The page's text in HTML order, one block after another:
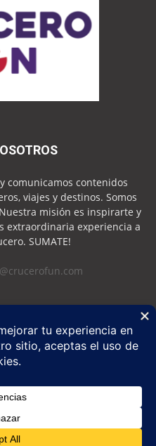
comunicamos contenidos
viajes y destinos. Somos
misión es inspirarte y
extraordinaria experiencia a
SUMATE!
Política de Cookies